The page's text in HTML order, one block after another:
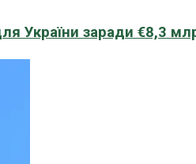
України заради €8,3